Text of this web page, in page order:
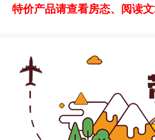
特价产品请查看房态、阅读